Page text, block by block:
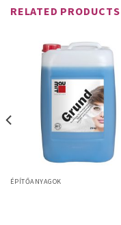
RELATED PRODUCTS
ÉPÍTŐANYAGOK